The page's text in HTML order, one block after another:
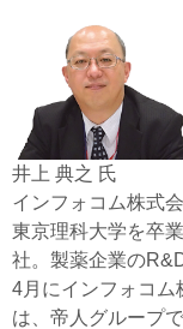
井上 典之 氏
インフォコム株式
東京理科大学を卒
社。製薬企業の
4月にインフォコム
は、帝人グループ